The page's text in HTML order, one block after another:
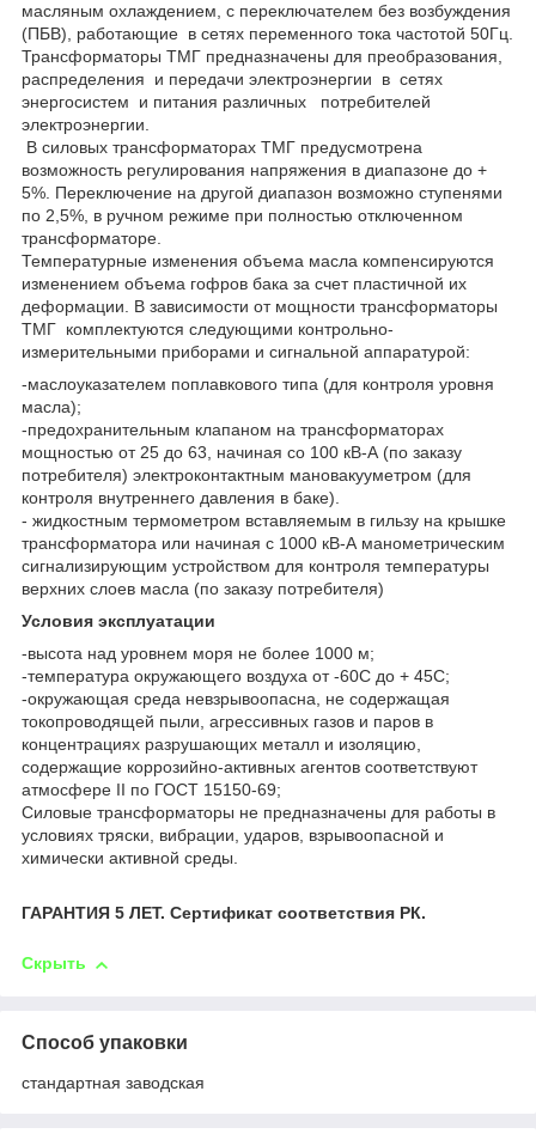
масляным охлаждением, с переключателем без возбуждения
(ПБВ), работающие в сетях переменного тока частотой 50Гц.
Трансформаторы ТМГ предназначены для преобразования,
распределения и передачи электроэнергии в сетях
энергосистем и питания различных потребителей
электроэнергии.
В силовых трансформаторах ТМГ предусмотрена
возможность регулирования напряжения в диапазоне до +
5%. Переключение на другой диапазон возможно ступенями
по 2,5%, в ручном режиме при полностью отключенном
трансформаторе.
Температурные изменения объема масла компенсируются
изменением объема гофров бака за счет пластичной их
деформации. В зависимости от мощности трансформаторы
ТМГ комплектуются следующими контрольно-
измерительными приборами и сигнальной аппаратурой:
-маслоуказателем поплавкового типа (для контроля уровня
масла);
-предохранительным клапаном на трансформаторах
мощностью от 25 до 63, начиная со 100 кВ-А (по заказу
потребителя) электроконтактным мановакууметром (для
контроля внутреннего давления в баке).
- жидкостным термометром вставляемым в гильзу на крышке
трансформатора или начиная с 1000 кВ-А манометрическим
сигнализирующим устройством для контроля температуры
верхних слоев масла (по заказу потребителя)
Условия эксплуатации
-высота над уровнем моря не более 1000 м;
-температура окружающего воздуха от -60С до + 45С;
-окружающая среда невзрывоопасна, не содержащая
токопроводящей пыли, агрессивных газов и паров в
концентрациях разрушающих металл и изоляцию,
содержащие коррозийно-активных агентов соответствуют
атмосфере II по ГОСТ 15150-69;
Силовые трансформаторы не предназначены для работы в
условиях тряски, вибрации, ударов, взрывоопасной и
химически активной среды.
ГАРАНТИЯ 5 ЛЕТ. Сертификат соответствия РК.
Скрыть
Способ упаковки
стандартная заводская